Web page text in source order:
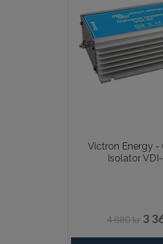
Victron Energy -
Isolator
4 880 kr 3